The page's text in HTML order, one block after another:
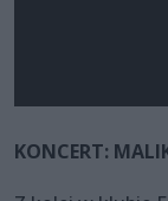
KONCERT: